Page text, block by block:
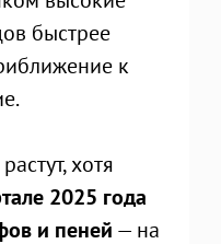
быстрее
к
хотя
2025 года
и пеней — на